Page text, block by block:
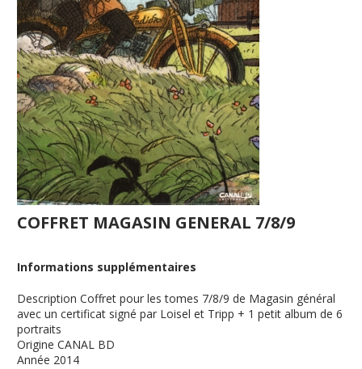
COFFRET MAGASIN GENERAL 7/8/9
Informations supplémentaires
Description Coffret pour les tomes 7/8/9 de Magasin général
avec un certificat signé par Loisel et Tripp + 1 petit album de 6
portraits
Origine CANAL BD
Année 2014